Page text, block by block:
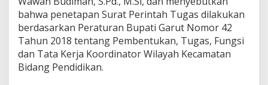
bahwa penetapan Surat Perintah Tugas dilakukan
berdasarkan Peraturan Bupati Garut Nomor 42
Tahun 2018 tentang Pembentukan, Tugas, Fungsi
dan Tata Kerja Koordinator Wilayah Kecamatan
Bidang Pendidikan.